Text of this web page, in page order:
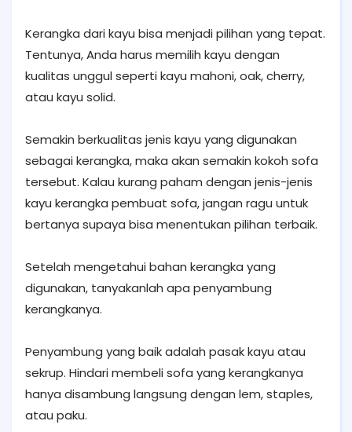
Kerangka dari kayu bisa menjadi pilihan yang tepat.
Tentunya, Anda harus memilih kayu dengan
kualitas unggul seperti kayu mahoni, oak, cherry,
atau kayu solid.
Semakin berkualitas jenis kayu yang digunakan
sebagai kerangka, maka akan semakin kokoh sofa
tersebut. Kalau kurang paham dengan jenis-jenis
kayu kerangka pembuat sofa, jangan ragu untuk
bertanya supaya bisa menentukan pilihan terbaik.
Setelah mengetahui bahan kerangka yang
digunakan, tanyakanlah apa penyambung
kerangkanya.
Penyambung yang baik adalah pasak kayu atau
sekrup. Hindari membeli sofa yang kerangkanya
hanya disambung langsung dengan lem, staples,
atau paku.